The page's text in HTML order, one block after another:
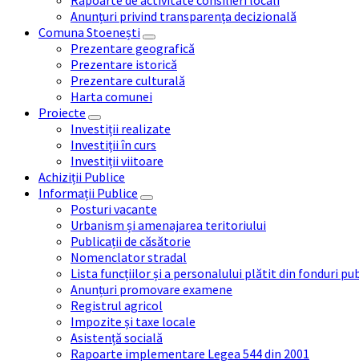
Anunțuri privind transparența decizională
Comuna Stoenești
Prezentare geografică
Prezentare istorică
Prezentare culturală
Harta comunei
Proiecte
Investiții realizate
Investiții în curs
Investiții viitoare
Achiziții Publice
Informații Publice
Posturi vacante
Urbanism și amenajarea teritoriului
Publicații de căsătorie
Nomenclator stradal
Lista funcțiilor și a personalului plătit din fonduri
Anunțuri promovare examene
Registrul agricol
Impozite și taxe locale
Asistență socială
Rapoarte implementare Legea 544 din 2001